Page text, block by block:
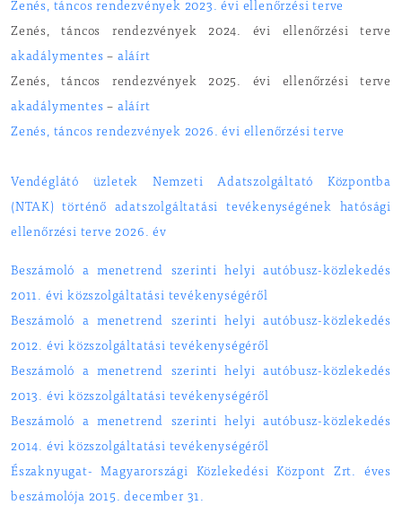
Zenés, táncos rendezvények 2023. évi ellenőrzési terve
Zenés, táncos rendezvények 2024. évi ellenőrzési terve
akadálymentes – aláírt
Zenés, táncos rendezvények 2025. évi ellenőrzési terve
akadálymentes – aláírt
Zenés, táncos rendezvények 2026. évi ellenőrzési terve
Vendéglátó üzletek Nemzeti Adatszolgáltató Központba
(NTAK) történő adatszolgáltatási tevékenységének hatósági
ellenőrzési terve 2026. év
Beszámoló a menetrend szerinti helyi autóbusz-közlekedés
2011. évi közszolgáltatási tevékenységéről
Beszámoló a menetrend szerinti helyi autóbusz-közlekedés
2012. évi közszolgáltatási tevékenységéről
Beszámoló a menetrend szerinti helyi autóbusz-közlekedés
2013. évi közszolgáltatási tevékenységéről
Beszámoló a menetrend szerinti helyi autóbusz-közlekedés
2014. évi közszolgáltatási tevékenységéről
Északnyugat- Magyarországi Közlekedési Központ Zrt. éves
beszámolója 2015. december 31.